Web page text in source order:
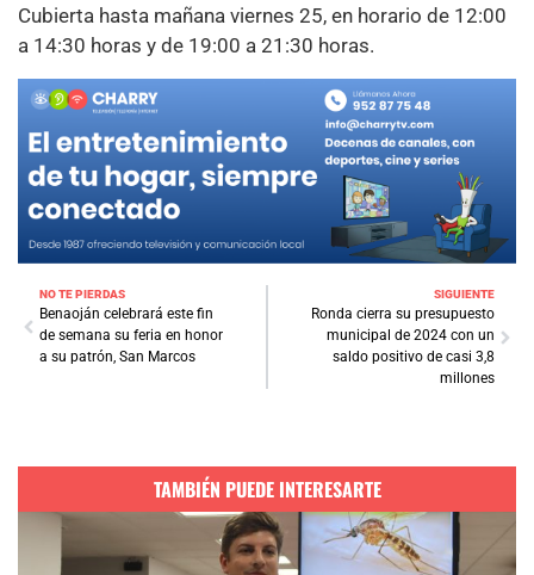
Cubierta hasta mañana viernes 25, en horario de 12:00
a 14:30 horas y de 19:00 a 21:30 horas.
NO TE PIERDAS
Benaoján celebrará este fin
de semana su feria en honor
a su patrón, San Marcos
SIGUIENTE
Ronda cierra su presupuesto
municipal de 2024 con un
saldo positivo de casi 3,8
millones
TAMBIÉN PUEDE INTERESARTE